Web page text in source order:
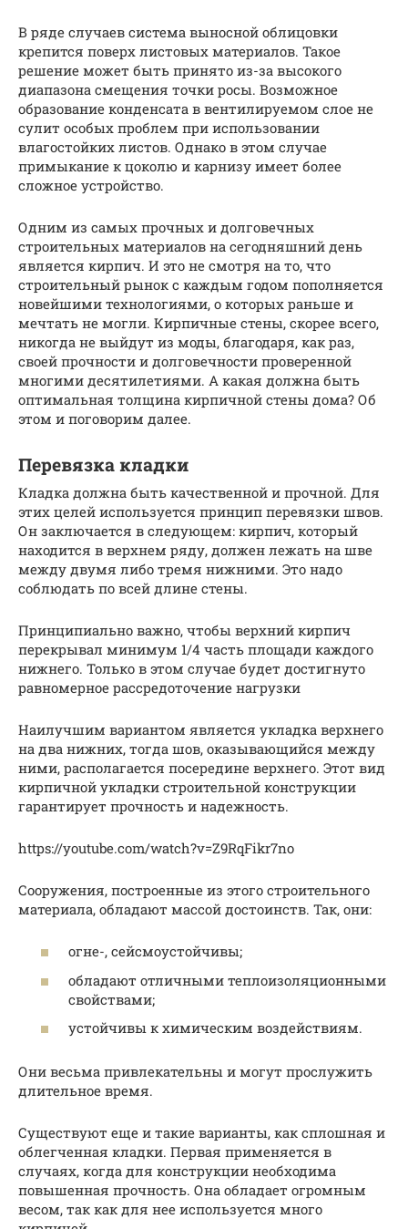
В ряде случаев система выносной облицовки
крепится поверх листовых материалов. Такое
решение может быть принято из-за высокого
диапазона смещения точки росы. Возможное
образование конденсата в вентилируемом слое не
сулит особых проблем при использовании
влагостойких листов. Однако в этом случае
примыкание к цоколю и карнизу имеет более
сложное устройство.
Одним из самых прочных и долговечных
строительных материалов на сегодняшний день
является кирпич. И это не смотря на то, что
строительный рынок с каждым годом пополняется
новейшими технологиями, о которых раньше и
мечтать не могли. Кирпичные стены, скорее всего,
никогда не выйдут из моды, благодаря, как раз,
своей прочности и долговечности проверенной
многими десятилетиями. А какая должна быть
оптимальная толщина кирпичной стены дома? Об
этом и поговорим далее.
Перевязка кладки
Кладка должна быть качественной и прочной. Для
этих целей используется принцип перевязки швов.
Он заключается в следующем: кирпич, который
находится в верхнем ряду, должен лежать на шве
между двумя либо тремя нижними. Это надо
соблюдать по всей длине стены.
Принципиально важно, чтобы верхний кирпич
перекрывал минимум 1/4 часть площади каждого
нижнего. Только в этом случае будет достигнуто
равномерное рассредоточение нагрузки
Наилучшим вариантом является укладка верхнего
на два нижних, тогда шов, оказывающийся между
ними, располагается посередине верхнего. Этот вид
кирпичной укладки строительной конструкции
гарантирует прочность и надежность.
https://youtube.com/watch?v=Z9RqFikr7no
Сооружения, построенные из этого строительного
материала, обладают массой достоинств. Так, они:
огне-, сейсмоустойчивы;
обладают отличными теплоизоляционными
свойствами;
устойчивы к химическим воздействиям.
Они весьма привлекательны и могут прослужить
длительное время.
Существуют еще и такие варианты, как сплошная и
облегченная кладки. Первая применяется в
случаях, когда для конструкции необходима
повышенная прочность. Она обладает огромным
весом, так как для нее используется много